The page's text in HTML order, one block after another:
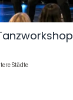
Städte